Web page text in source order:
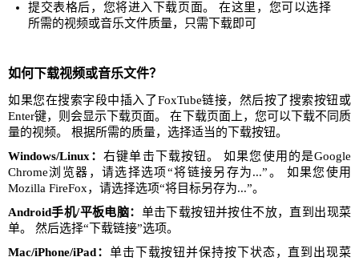
提交表格后，您将进入下载页面。 在这里，您可以选择
所需的视频或音乐文件质量，只需下载即可
如何下载视频或音乐文件？
如果您在搜索字段中插入了FoxTube链接，然后按了搜索按钮或
Enter键，则会显示下载页面。 在下载页面上，您可以下载不同质
量的视频。 根据所需的质量，选择适当的下载按钮。
Windows/Linux：右键单击下载按钮。 如果您使用的是Google
Chrome浏览器，请选择选项“将链接另存为...”。 如果您使用
Mozilla FireFox，请选择选项“将目标另存为...”。
Android手机/平板电脑： 单击下载按钮并按住不放，直到出现菜
单。 然后选择“下载链接”选项。
Mac/iPhone/iPad： 单击下载按钮并保持按下状态，直到出现菜